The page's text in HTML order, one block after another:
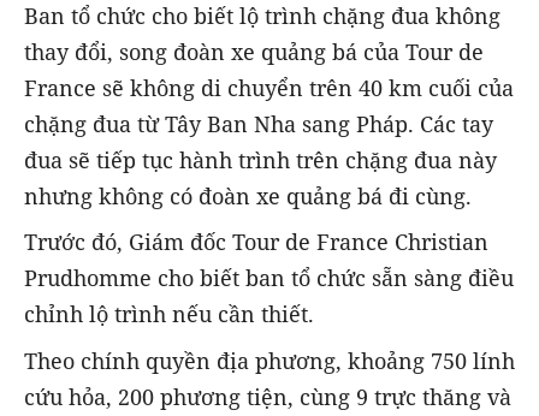
Ban tổ chức cho biết lộ trình chặng đua không
thay đổi, song đoàn xe quảng bá của Tour de
France sẽ không di chuyển trên 40 km cuối của
chặng đua từ Tây Ban Nha sang Pháp. Các tay
đua sẽ tiếp tục hành trình trên chặng đua này
nhưng không có đoàn xe quảng bá đi cùng.
Trước đó, Giám đốc Tour de France Christian
Prudhomme cho biết ban tổ chức sẵn sàng điều
chỉnh lộ trình nếu cần thiết.
Theo chính quyền địa phương, khoảng 750 lính
cứu hỏa, 200 phương tiện, cùng 9 trực thăng và